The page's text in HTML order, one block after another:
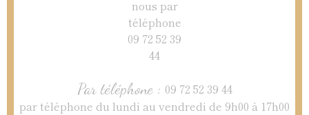
Par téléphone : 09 72 52 39 44
par téléphone du lundi au vendredi de 9h00 à 17h00